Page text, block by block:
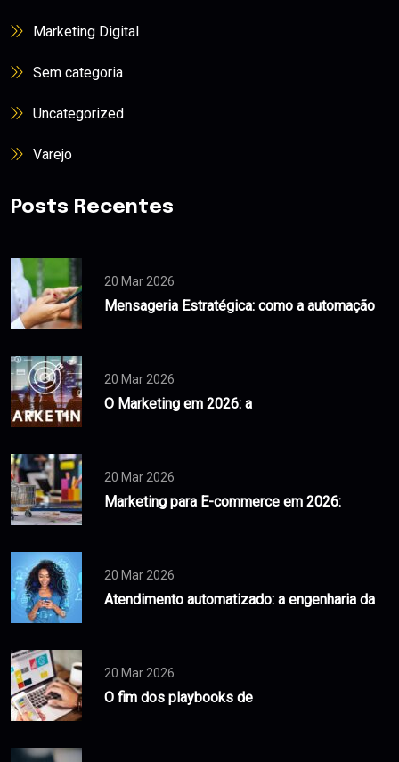
Marketing Digital
Sem categoria
Uncategorized
Varejo
Posts Recentes
20 Mar 2026
Mensageria Estratégica: como a automação
20 Mar 2026
O Marketing em 2026: a
20 Mar 2026
Marketing para E-commerce em 2026:
20 Mar 2026
Atendimento automatizado: a engenharia da
20 Mar 2026
O fim dos playbooks de